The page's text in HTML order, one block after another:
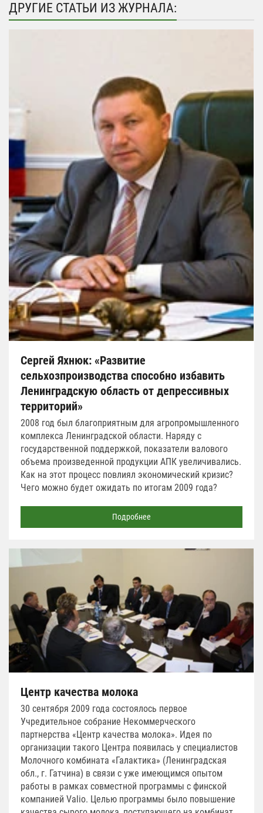
ДРУГИЕ СТАТЬИ ИЗ ЖУРНАЛА:
Сергей Яхнюк: «Развитие
сельхозпроизводства способно избавить
Ленинградскую область от депрессивных
территорий»
2008 год был благоприятным для агропромышленного
комплекса Ленинградской области. Наряду с
государственной поддержкой, показатели валового
объема произведенной продукции АПК увеличивались.
Как на этот процесс повлиял экономический кризис?
Чего можно будет ожидать по итогам 2009 года?
Подробнее
Центр качества молока
30 сентября 2009 года состоялось первое
Учредительное собрание Некоммерческого
партнерства «Центр качества молока». Идея по
организации такого Центра появилась у специалистов
Молочного комбината «Галактика» (Ленинградская
обл., г. Гатчина) в связи с уже имеющимся опытом
работы в рамках совместной программы с финской
компанией Valio. Целью программы было повышение